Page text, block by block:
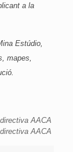
a la
Estúdio,
mapes,
AACA
AACA